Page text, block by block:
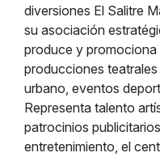
diversiones El Salitre
su asociación
produce y
producciones
urbano, eventos
Representa talento
patrocinios
entretenimiento, el